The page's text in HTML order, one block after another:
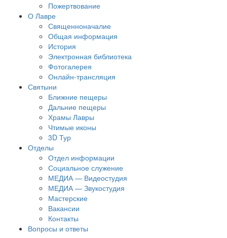
Пожертвование
О Лавре
Священноначалие
Общая информация
История
Электронная библиотека
Фотогалерея
Онлайн-трансляция
Святыни
Ближние пещеры
Дальние пещеры
Храмы Лавры
Чтимые иконы
3D Тур
Отделы
Отдел информации
Социальное служение
МЕДИА — Видеостудия
МЕДИА — Звукостудия
Мастерские
Вакансии
Контакты
Вопросы и ответы